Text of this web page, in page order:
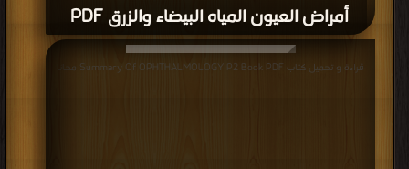
أمراض العيون المياه البيضاء والزرق PDF
قراءة و تحميل كتاب Summary Of OPHTHALMOLOGY P2 Book PDF مجانا